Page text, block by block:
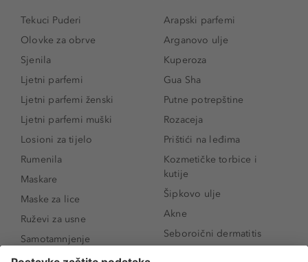
Tekuci Puderi
Olovke za obrve
Sjenila
Ljetni parfemi
Ljetni parfemi ženski
Ljetni parfemi muški
Losioni za tijelo
Rumenila
Maskare
Maske za lice
Ruževi za usne
Samotamnjenje
Puderi
Arapski parfemi
Arganovo ulje
Kuperoza
Gua Sha
Putne potrepštine
Rozaceja
Prištići na leđima
Kozmetičke torbice i
kutije
Šipkovo ulje
Akne
Seboroični dermatitis